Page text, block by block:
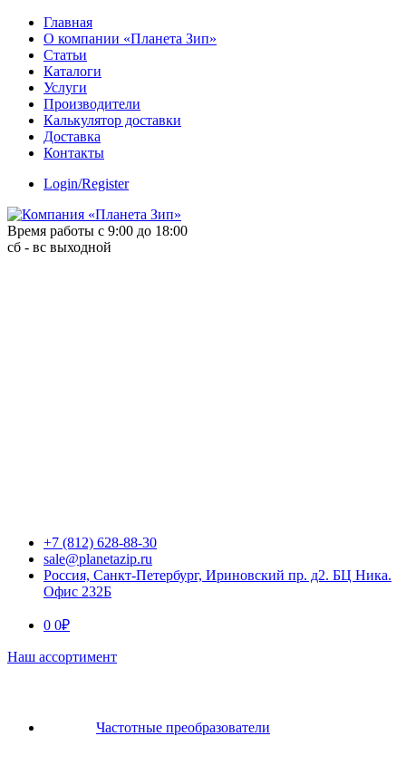
Skip
content
Главная
О компании «Планета Зип»
Статьи
Каталоги
Услуги
Производители
Калькулятор доставки
Доставка
Контакты
Login/Register
Время работы с 9:00 до 18:00
сб - вс выходной
+7 (812) 628-88-30
sale@planetazip.ru
Россия, Санкт-Петербург, Ириновский пр. д2. БЦ Ника.
Офис 232Б
0 0₽
Наш ассортимент
Частотные преобразователи